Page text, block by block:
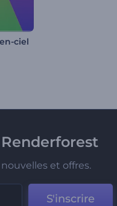
ciel
et offres.
S'inscrire